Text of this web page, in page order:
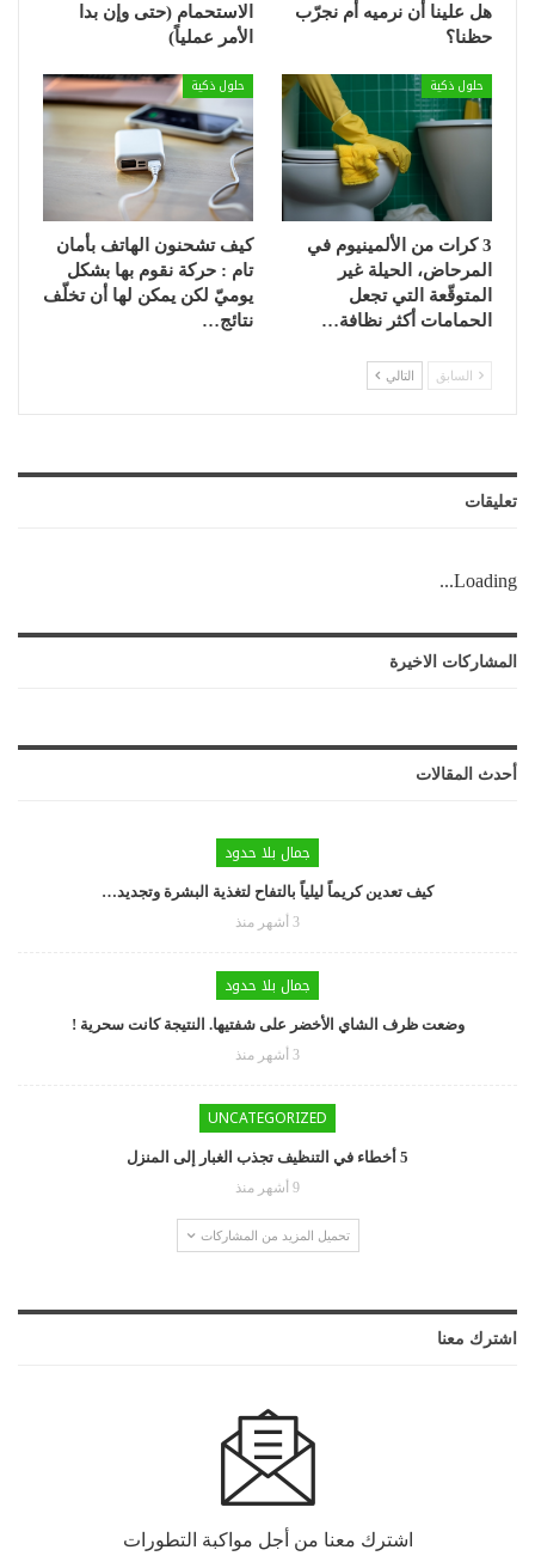
هل علينا أن نرميه أم نجرّب
حظنا؟
الاستحمام (حتى وإن بدا
الأمر عملياً)
حلول ذكية
3 كرات من الألمينيوم في
المرحاض، الحيلة غير
المتوقّعة التي تجعل
الحمامات أكثر نظافة…
حلول ذكية
كيف تشحنون الهاتف بأمان
تام : حركة نقوم بها بشكل
يوميّ لكن يمكن لها أن تخلّف
نتائج…
السابق التالي
تعليقات
Loading...
المشاركات الاخيرة
أحدث المقالات
جمال بلا حدود
كيف تعدين كريماً ليلياً بالتفاح لتغذية البشرة وتجديد…
3 أشهر منذ
جمال بلا حدود
وضعت ظرف الشاي الأخضر على شفتيها. النتيجة كانت سحرية !
3 أشهر منذ
UNCATEGORIZED
5 أخطاء في التنظيف تجذب الغبار إلى المنزل
9 أشهر منذ
تحميل المزيد من المشاركات
اشترك معنا
اشترك معنا من أجل مواكبة التطورات